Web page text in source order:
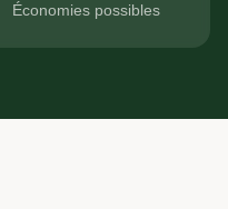
Économies possibles